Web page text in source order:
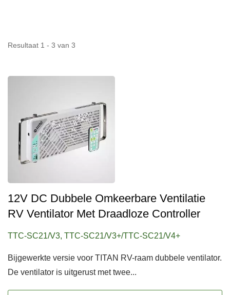
Resultaat 1 - 3 van 3
12V DC Dubbele Omkeerbare Ventilatie
RV Ventilator Met Draadloze Controller
TTC-SC21/V3, TTC-SC21/V3+/TTC-SC21/V4+
Bijgewerkte versie voor TITAN RV-raam dubbele ventilator.
De ventilator is uitgerust met twee...